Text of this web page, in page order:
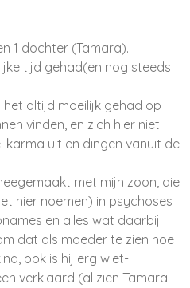
1 dochter (Tamara).
tijd gehad(en nog steeds
het altijd moeilijk gehad op
vinden, en zich hier niet
karma uit en dingen vanuit de
met mijn zoon, die
hier noemen) in psychoses
en alles wat daarbij
dat als moeder te zien hoe
ook is hij erg wiet-
verklaard (al zien Tamara